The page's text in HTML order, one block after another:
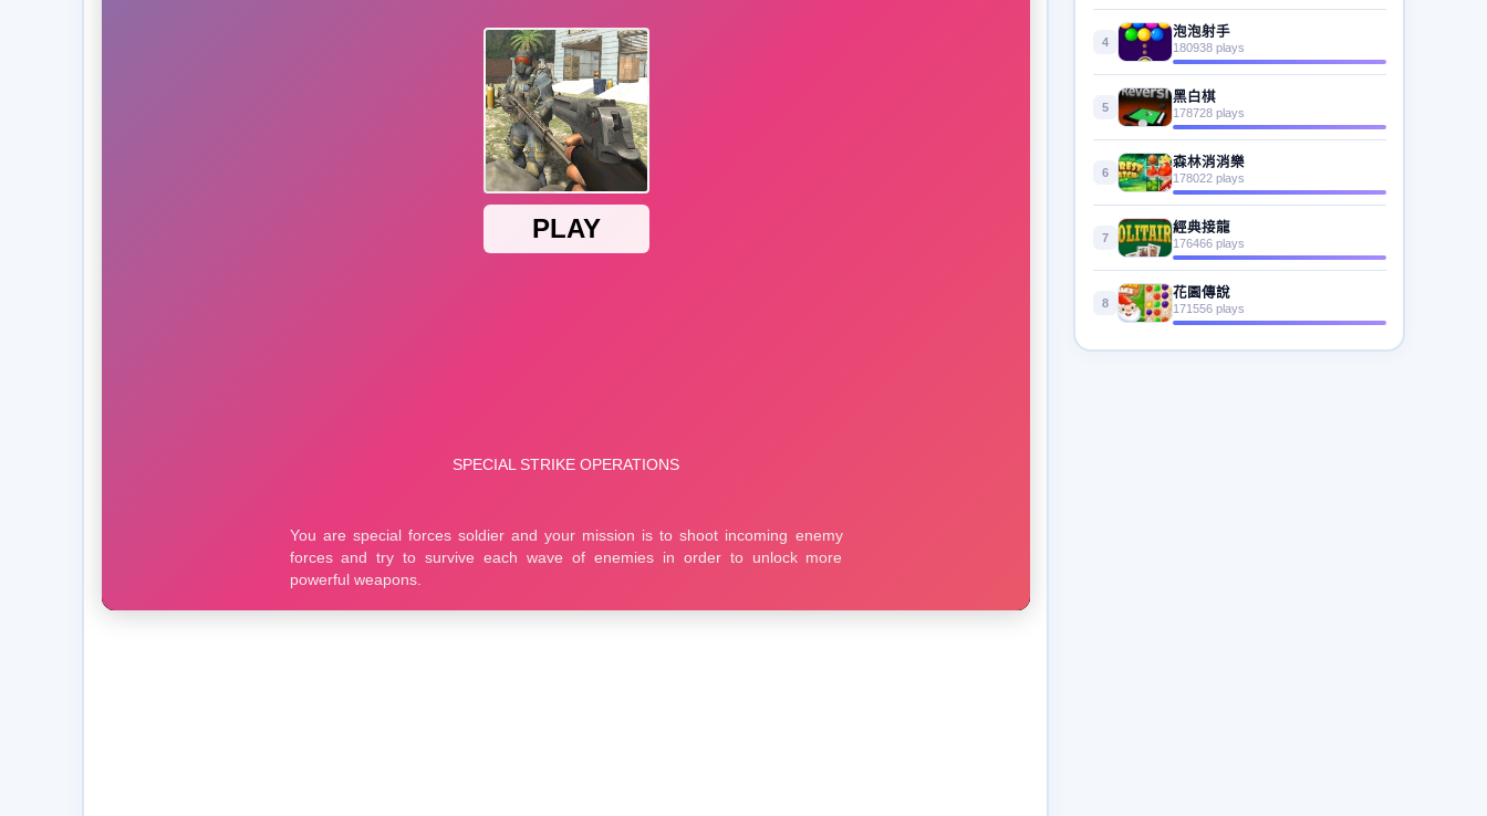
4
泡泡射手
180938 plays
5
黑白棋
178728 plays
6
森林消消樂
178022 plays
7
經典接龍
176466 plays
8
花園傳說
171556 plays